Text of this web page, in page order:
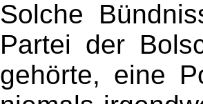
Solche
Partei der
gehörte, eine